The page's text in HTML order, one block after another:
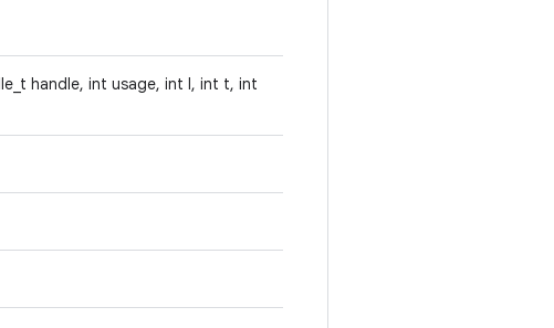
handle, int usage, int l, int t, int